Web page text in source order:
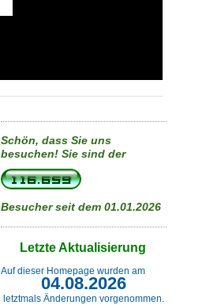
Schön, dass Sie uns
besuchen! Sie sind der
Besucher seit dem 01.01.2026
Letzte Aktualisierung
Auf dieser Homepage wurden am
04.08.2026
letztmals Änderungen vorgenommen.